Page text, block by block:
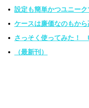
設定も簡単かつユニー
ケースは廉価なのもか
さっそく使ってみた！
（最新刊）